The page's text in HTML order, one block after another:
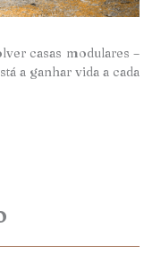
casas modulares –
a ganhar vida a cada